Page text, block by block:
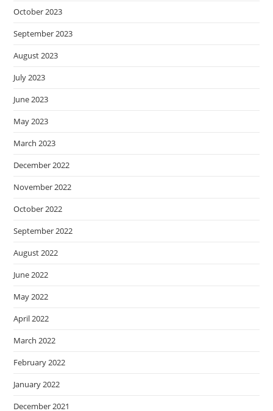
October 2023
September 2023
August 2023
July 2023
June 2023
May 2023
March 2023
December 2022
November 2022
October 2022
September 2022
August 2022
June 2022
May 2022
April 2022
March 2022
February 2022
January 2022
December 2021